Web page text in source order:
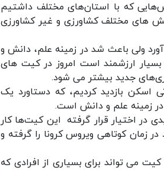
که با استان‌های مختلف داشتیم
های مختلف کشاورزی و غیر کشاورزی
ولی باعث شد در زمینه علم، دانش و
ارزشمند است امروز در کیت های
جدید بیشتر می شود.
بازدید کردیم، که دستاورد یک
زمینه علم و دانش است.
در اختیار قرار گرفته این کیت‌ها کار
زمان کوتاهی ویروس کرونا را گرفته و
می تواند برای بسیاری از افرادی که